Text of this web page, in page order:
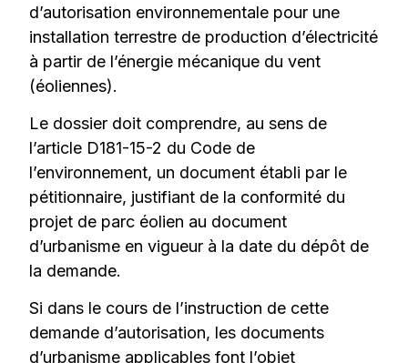
d’autorisation environnementale pour une
installation terrestre de production d’électricité
à partir de l’énergie mécanique du vent
(éoliennes).
Le dossier doit comprendre, au sens de
l’article D181-15-2 du Code de
l’environnement, un document établi par le
pétitionnaire, justifiant de la conformité du
projet de parc éolien au document
d’urbanisme en vigueur à la date du dépôt de
la demande.
Si dans le cours de l’instruction de cette
demande d’autorisation, les documents
d’urbanisme applicables font l’objet